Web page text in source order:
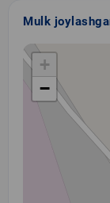
Mulk
+
−